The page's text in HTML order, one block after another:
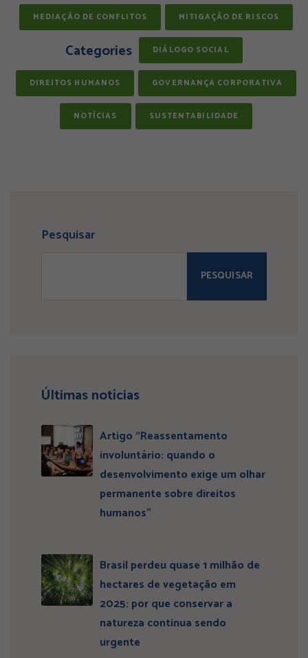
MEDIAÇÃO DE CONFLITOS MITIGAÇÃO DE RISCOS
Categories DIÁLOGO SOCIAL
DIREITOS HUMANOS GOVERNANÇA CORPORATIVA
NOTÍCIAS SUSTENTABILIDADE
Pesquisar
PESQUISAR
Últimas notícias
Artigo “Reassentamento
involuntário: quando o
desenvolvimento exige um olhar
permanente sobre direitos
humanos”
Brasil perdeu quase 1 milhão de
hectares de vegetação em
2025: por que conservar a
natureza continua sendo
urgente